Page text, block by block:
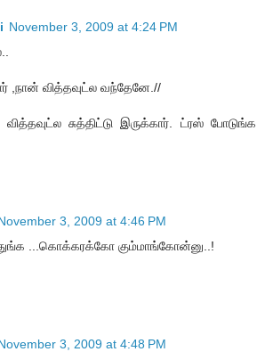
November 3, 2009 at 4:24 PM
,நான் வித்தவுட்ல வந்தேனே.//
சுத்திட்டு இருக்கார். ட்ரஸ் போடுங்க
3, 2009 at 4:46 PM
...கொக்கரக்கோ கும்மாங்கோன்னு..!
3, 2009 at 4:48 PM